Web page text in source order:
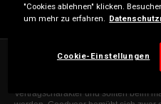
Telefonnummer anzeigen
Die Informationen auf dieser
ausschließlich zur Orientierung. Die
Vertragscharakter und sollten beim
"Cookies ablehnen" klicken.
um mehr zu erfahren.
Cookie-Einstellungen